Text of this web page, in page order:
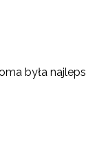
była